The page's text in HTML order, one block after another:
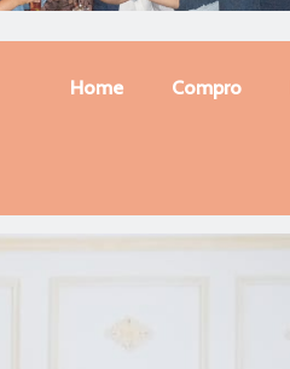
Home Compro